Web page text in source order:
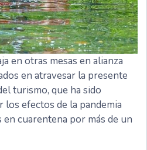
en otras mesas en alianza
en atravesar la presente
turismo, que ha sido
efectos de la pandemia
cuarentena por más de un